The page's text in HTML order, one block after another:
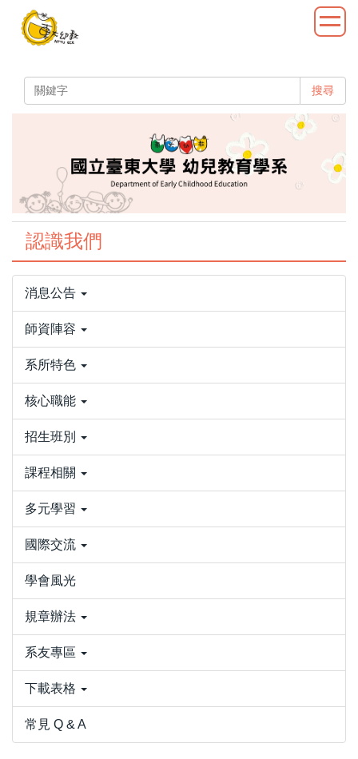
搜尋
認識我們
消息公告
師資陣容
系所特色
核心職能
招生班別
課程相關
多元學習
國際交流
學會風光
規章辦法
系友專區
下載表格
常見 Q & A